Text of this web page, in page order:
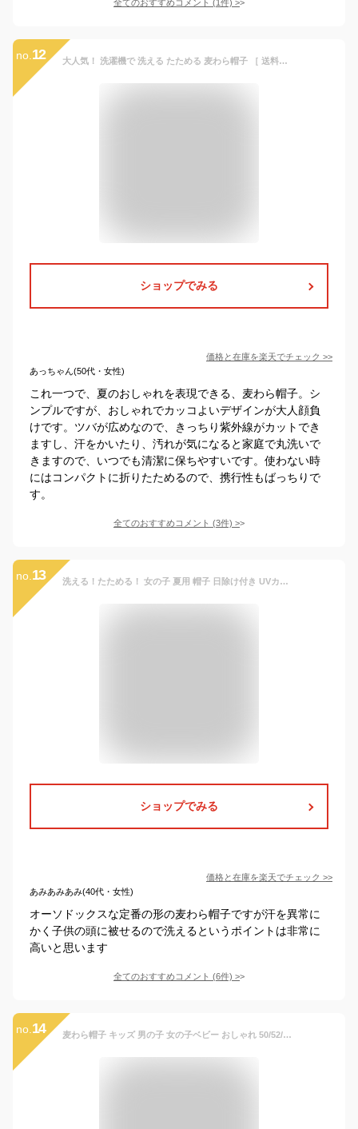
全てのおすすめコメント (1 件) >
no. 12 大人気！ 洗濯機で 洗える たためる 麦わら帽子 ［ 送料無料メール便］ ウォッシャブル ポケットタブル ハット 帽子 メンズ レディース キッズ ビッグ 大きいサイズ Big HAT UVカット つば広 バックイン 春夏 レジャー アウトドア ハワイ おしゃれ ペア 楽天 帽子屋 mooca
ショップでみる
価格と在庫を楽天でチェック >>
あっちゃん(50代・女性)
これ一つで、夏のおしゃれを表現できる、麦わら帽子。シ
ンプルですが、おしゃれでカッコよいデザインが大人顔負
けです。ツバが広めなので、きっちり紫外線がカットでき
ますし、汗をかいたり、汚れが気になると家庭で丸洗いで
きますので、いつでも清潔に保ちやすいです。使わない時
にはコンパクトに折りたためるので、携行性もばっちりで
す。
全てのおすすめコメント (3件) >
no. 13 洗える！たためる！ 女の子 夏用 帽子 日除け付き UVカット Kids Foret キッズフォーレ 50cm 52cm 54cm 56cm 麦わら帽子 女の子帽子
ショップでみる
価格と在庫を楽天でチェック >>
あみあみあみ(40代・女性)
オーソドックスな定番の形の麦わら帽子ですが汗を異常に
かく子供の頭に被せるので洗えるというポイントは非常に
高いと思います
全てのおすすめコメント (6件) >
no. 14 麦わら帽子 キッズ 男の子 女の子ベビー おしゃれ 50/52/54/56cm 日除けハット 帽子 男児 子供オリジナルユアーズアーミーワールド